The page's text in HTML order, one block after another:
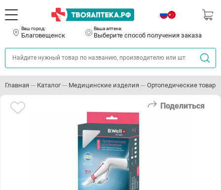
Ваш город:
Благовещенск
Ваша аптека:
Выберите способ получения заказа
Главная Каталог Медицинские изделия Ортопедические товары
Поделиться